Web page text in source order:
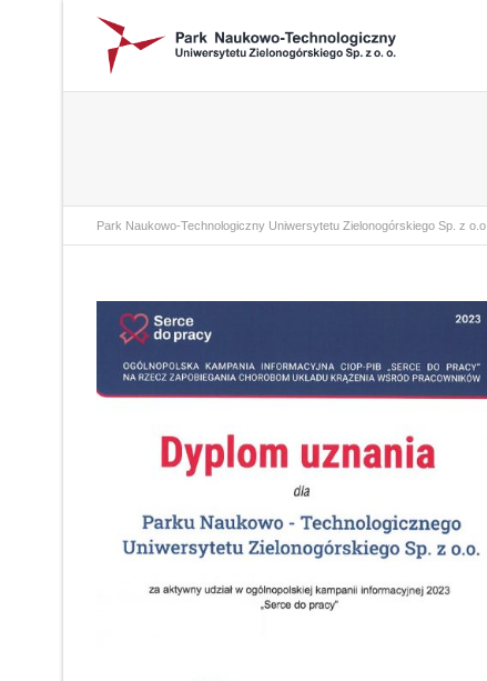
Park Naukowo-Technologiczny Uniwersytetu Zielonogórskiego Sp. z o.o.